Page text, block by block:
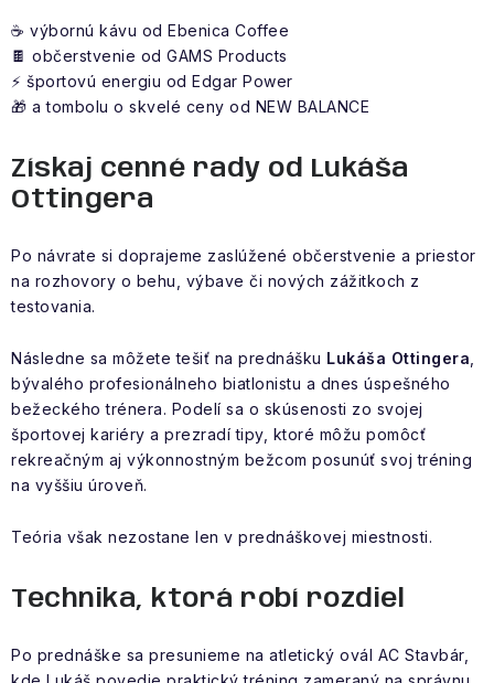
☕ výbornú kávu od Ebenica Coffee
🍫 občerstvenie od GAMS Products
⚡ športovú energiu od Edgar Power
🎁 a tombolu o skvelé ceny od NEW BALANCE
Získaj cenné rady od Lukáša
Ottingera
Po návrate si doprajeme zaslúžené občerstvenie a priestor
na rozhovory o behu, výbave či nových zážitkoch z
testovania.
Následne sa môžete tešiť na prednášku Lukáša Ottingera
bývalého profesionálneho biatlonistu a dnes úspešného
bežeckého trénera. Podelí sa o skúsenosti zo svojej
športovej kariéry a prezradí tipy, ktoré môžu pomôcť
rekreačným aj výkonnostným bežcom posunúť svoj tréning
na vyššiu úroveň.
Teória však nezostane len v prednáškovej miestnosti.
Technika, ktorá robí rozdiel
Po prednáške sa presunieme na atletický ovál AC Stavbár,